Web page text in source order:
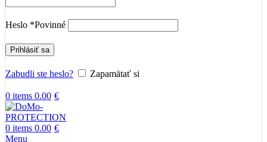
Heslo *Povinné
Prihlásiť sa
Zabudli ste heslo? Zapamätať si
0 items 0.00 €
0 items 0.00 €
Menu